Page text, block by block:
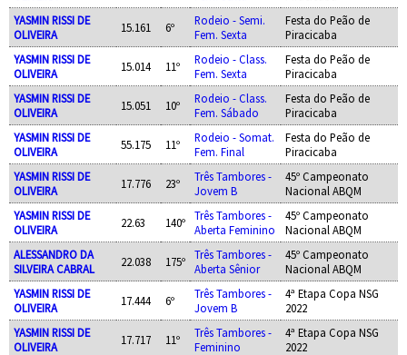
YASMIN RISSI DE
OLIVEIRA
15.161 6º
Rodeio - Semi.
Fem. Sexta
Festa do Peão de
Piracicaba
YASMIN RISSI DE
OLIVEIRA
15.014 11º
Rodeio - Class.
Fem. Sexta
Festa do Peão de
Piracicaba
YASMIN RISSI DE
OLIVEIRA
15.051 10º
Rodeio - Class.
Fem. Sábado
Festa do Peão de
Piracicaba
YASMIN RISSI DE
OLIVEIRA
55.175 11º
Rodeio - Somat.
Fem. Final
Festa do Peão de
Piracicaba
YASMIN RISSI DE
OLIVEIRA
17.776 23º
Três Tambores -
Jovem B
45º Campeonato
Nacional ABQM
YASMIN RISSI DE
OLIVEIRA
22.63 140º
Três Tambores -
Aberta Feminino
45º Campeonato
Nacional ABQM
ALESSANDRO DA
SILVEIRA CABRAL
22.038 175º
Três Tambores -
Aberta Sênior
45º Campeonato
Nacional ABQM
YASMIN RISSI DE
OLIVEIRA
17.444 6º
Três Tambores -
Jovem B
4ª Etapa Copa NSG
2022
YASMIN RISSI DE
OLIVEIRA
17.717 11º
Três Tambores -
Feminino
4ª Etapa Copa NSG
2022